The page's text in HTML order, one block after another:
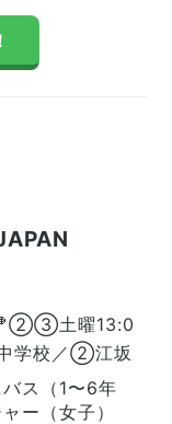
土曜13:00〜
学校／②江坂大
ス（1〜6年
ー（女子）